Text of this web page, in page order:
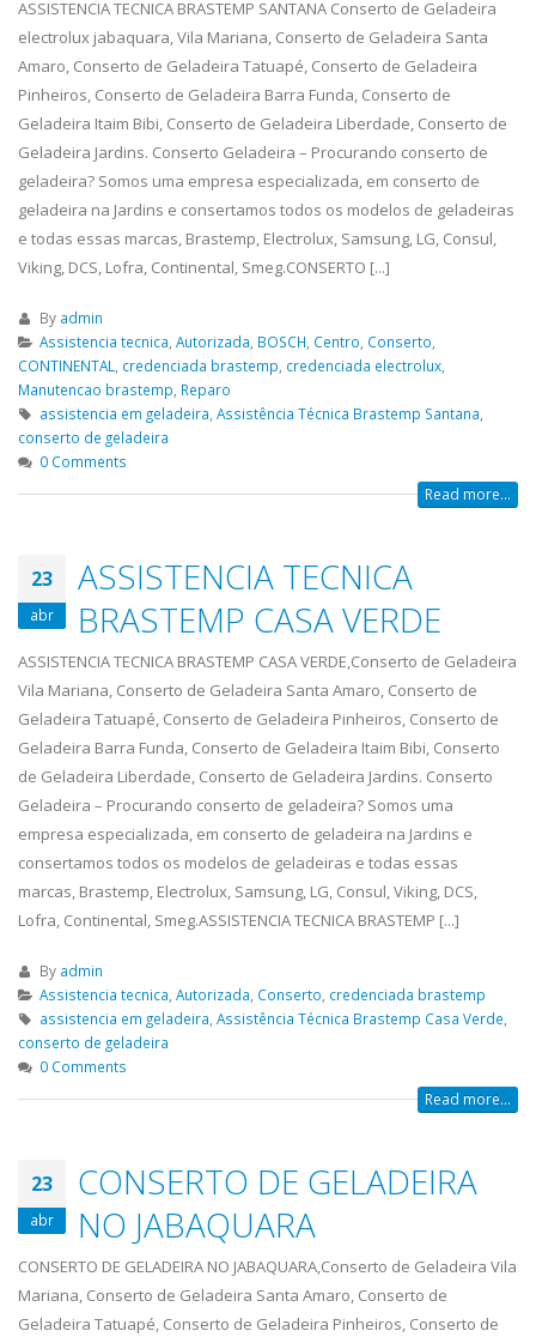
ASSISTENCIA TECNICA BRASTEMP SANTANA Conserto de Geladeira
electrolux jabaquara, Vila Mariana, Conserto de Geladeira Santa
Amaro, Conserto de Geladeira Tatuapé, Conserto de Geladeira
Pinheiros, Conserto de Geladeira Barra Funda, Conserto de
Geladeira Itaim Bibi, Conserto de Geladeira Liberdade, Conserto de
Geladeira Jardins. Conserto Geladeira – Procurando conserto de
geladeira? Somos uma empresa especializada, em conserto de
geladeira na Jardins e consertamos todos os modelos de geladeiras
e todas essas marcas, Brastemp, Electrolux, Samsung, LG, Consul,
Viking, DCS, Lofra, Continental, Smeg.CONSERTO [...]
By admin
Assistencia tecnica, Autorizada, BOSCH, Centro, Conserto,
CONTINENTAL, credenciada brastemp, credenciada electrolux,
Manutencao brastemp, Reparo
assistencia em geladeira, Assistência Técnica Brastemp Santana,
conserto de geladeira
0 Comments
Read more...
23
abr
ASSISTENCIA TECNICA
BRASTEMP CASA VERDE
ASSISTENCIA TECNICA BRASTEMP CASA VERDE,Conserto de Geladeira
Vila Mariana, Conserto de Geladeira Santa Amaro, Conserto de
Geladeira Tatuapé, Conserto de Geladeira Pinheiros, Conserto de
Geladeira Barra Funda, Conserto de Geladeira Itaim Bibi, Conserto
de Geladeira Liberdade, Conserto de Geladeira Jardins. Conserto
Geladeira – Procurando conserto de geladeira? Somos uma
empresa especializada, em conserto de geladeira na Jardins e
consertamos todos os modelos de geladeiras e todas essas
marcas, Brastemp, Electrolux, Samsung, LG, Consul, Viking, DCS,
Lofra, Continental, Smeg.ASSISTENCIA TECNICA BRASTEMP [...]
By admin
Assistencia tecnica, Autorizada, Conserto, credenciada brastemp
assistencia em geladeira, Assistência Técnica Brastemp Casa Verde,
conserto de geladeira
0 Comments
Read more...
23
abr
CONSERTO DE GELADEIRA
NO JABAQUARA
CONSERTO DE GELADEIRA NO JABAQUARA,Conserto de Geladeira Vila
Mariana, Conserto de Geladeira Santa Amaro, Conserto de
Geladeira Tatuapé, Conserto de Geladeira Pinheiros, Conserto de